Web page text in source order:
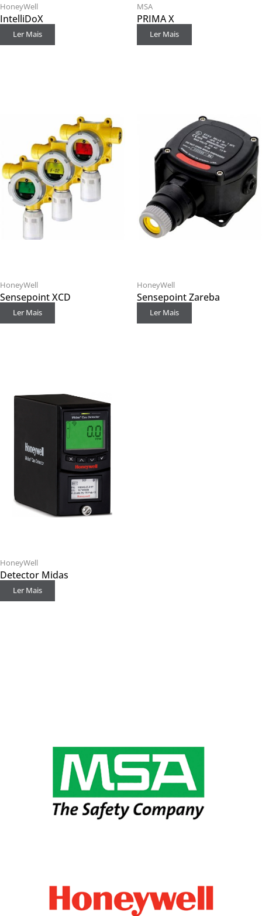
HoneyWell
IntelliDoX
Ler Mais
MSA
PRIMA X
Ler Mais
HoneyWell
Sensepoint XCD
Ler Mais
HoneyWell
Sensepoint Zareba
Ler Mais
HoneyWell
Detector Midas
Ler Mais